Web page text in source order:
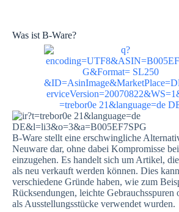
Was ist B-Ware?
B-Ware stellt eine erschwingliche
Neuware dar, ohne dabei Kompromisse
einzugehen. Es handelt sich um Artikel,
als neu verkauft werden können. Dies kann
verschiedene Gründe haben, wie zum
Rücksendungen, leichte Gebrauchsspuren
als Ausstellungsstücke verwendet wurden.